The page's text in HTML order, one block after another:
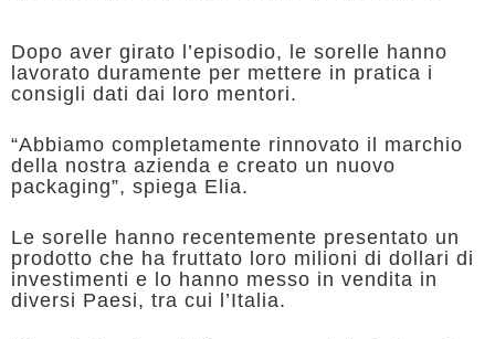
Dopo aver girato l’episodio, le sorelle hanno
lavorato duramente per mettere in pratica i
consigli dati dai loro mentori.
“Abbiamo completamente rinnovato il marchio
della nostra azienda e creato un nuovo
packaging”, spiega Elia.
Le sorelle hanno recentemente presentato un
prodotto che ha fruttato loro milioni di dollari di
investimenti e lo hanno messo in vendita in
diversi Paesi, tra cui l’Italia.